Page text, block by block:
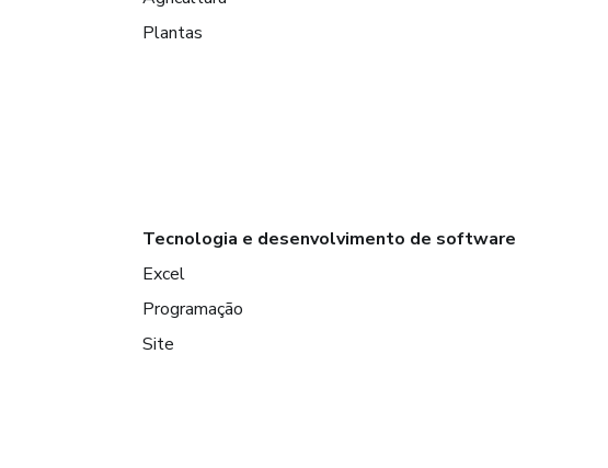
Plantas
Tecnologia e desenvolvimento de software
Excel
Programação
Site